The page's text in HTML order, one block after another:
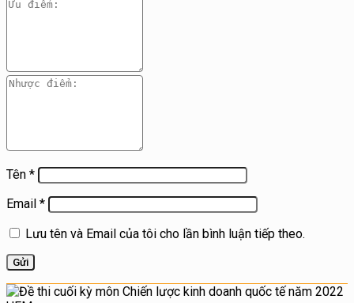
Tên *
Email *
Lưu tên và Email của tôi cho lần bình luận tiếp theo.